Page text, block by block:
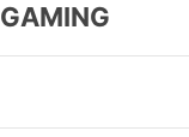
GAMING